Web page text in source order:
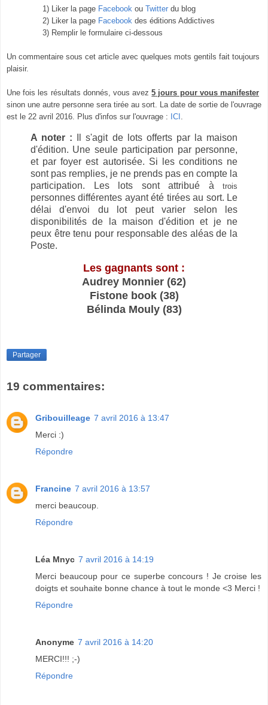
1) Liker la page Facebook ou Twitter du blog
2) Liker la page Facebook des éditions Addictives
3) Remplir le formulaire ci-dessous
Un commentaire sous cet article avec quelques mots gentils fait toujours
plaisir.
Une fois les résultats donnés, vous avez5 jours pour vous manifester
sinon une autre personne sera tirée au sort. La date de sortie de l'ouvrage
est le 22 avril 2016. Plus d'infos sur l'ouvrage : ICI .
A noter : Il s'agit de lots offerts par la maison
d'édition. Une seule participation par personne,
et par foyer est autorisée. Si les conditions ne
sont pas remplies, je ne prends pas en compte la
participation. Les lots sont attribué à trois
personnes différentes ayant été tirées au sort. Le
délai d'envoi du lot peut varier selon les
disponibilités de la maison d'édition et je ne
peux être tenu pour responsable des aléas de la
Poste.
Les gagnants sont :
Audrey Monnier (62)
Fistone book (38)
Bélinda Mouly (83)
Partager
19 commentaires:
Gribouilleage 7 avril 2016 à 13:47
Merci :)
Répondre
Francine 7 avril 2016 à 13:57
merci beaucoup.
Répondre
Léa Mnyc 7 avril 2016 à 14:19
Merci beaucoup pour ce superbe concours ! Je croise les
doigts et souhaite bonne chance à tout le monde <3 Merci !
Répondre
Anonyme 7 avril 2016 à 14:20
MERCI!!! ;-)
Répondre